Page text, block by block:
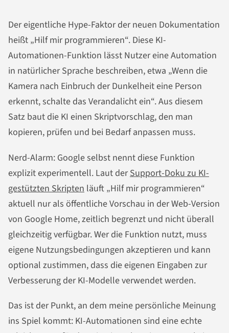
Der eigentliche Hype-Faktor der neuen Dokumentation
heißt „Hilf mir programmieren“. Diese KI-
Automationen-Funktion lässt Nutzer eine Automation
in natürlicher Sprache beschreiben, etwa „Wenn die
Kamera nach Einbruch der Dunkelheit eine Person
erkennt, schalte das Verandalicht ein“. Aus diesem
Satz baut die KI einen Skriptvorschlag, den man
kopieren, prüfen und bei Bedarf anpassen muss.
Nerd-Alarm: Google selbst nennt diese Funktion
explizit experimentell. Laut derSupport-Doku zu KI-
gestützten Skripten läuft „Hilf mir programmieren“
aktuell nur als öffentliche Vorschau in der Web-Version
von Google Home, zeitlich begrenzt und nicht überall
gleichzeitig verfügbar. Wer die Funktion nutzt, muss
eigene Nutzungsbedingungen akzeptieren und kann
optional zustimmen, dass die eigenen Eingaben zur
Verbesserung der KI-Modelle verwendet werden.
Das ist der Punkt, an dem meine persönliche Meinung
ins Spiel kommt: KI-Automationen sind eine echte